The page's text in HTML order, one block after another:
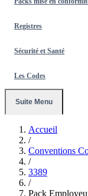
Registres
Sécurité et Santé
Les Codes
Suite Menu
Accueil
/
Conventions
/
3389
/
Pack